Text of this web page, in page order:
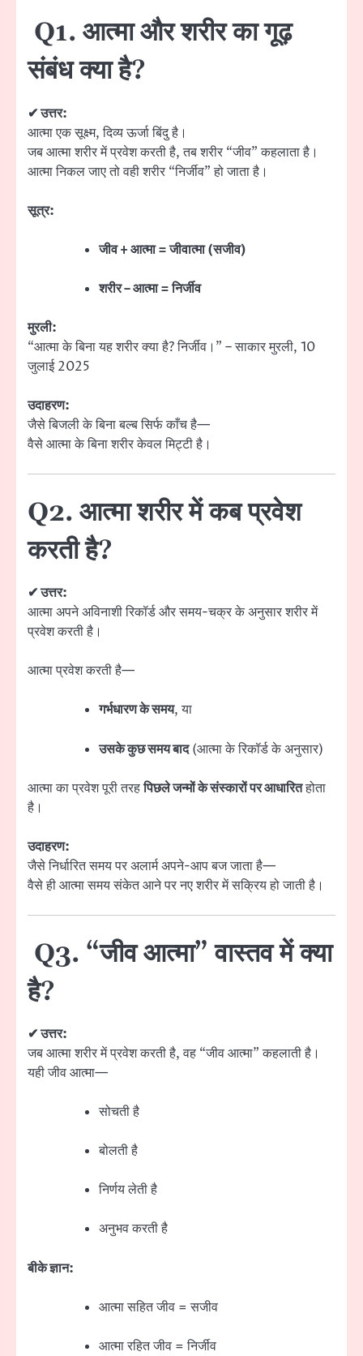
Q1. आत्मा और शरीर का गूढ़
संबंध क्या है?
✔ उत्तर:
आत्मा एक सूक्ष्म, दिव्य ऊर्जा बिंदु है।
जब आत्मा शरीर में प्रवेश करती है, तब शरीर “जीव” कहलाता है।
आत्मा निकल जाए तो वही शरीर “निर्जीव” हो जाता है।
सूत्र:
जीव + आत्मा = जीवात्मा (सजीव)
शरीर – आत्मा = निर्जीव
मुरली:
“आत्मा के बिना यह शरीर क्या है? निर्जीव।” – साकार मुरली, 10
जुलाई 2025
उदाहरण:
जैसे बिजली के बिना बल्ब सिर्फ काँच है—
वैसे आत्मा के बिना शरीर केवल मिट्टी है।
Q2. आत्मा शरीर में कब प्रवेश
करती है?
✔ उत्तर:
आत्मा अपने अविनाशी रिकॉर्ड और समय-चक्र के अनुसार शरीर में
प्रवेश करती है।
आत्मा प्रवेश करती है—
गर्भधारण के समय, या
उसके कुछ समय बाद(आत्मा के रिकॉर्ड के अनुसार)
आत्मा का प्रवेश पूरी तरहपिछले जन्मों के संस्कारों पर आधारितहोता
है।
उदाहरण:
जैसे निर्धारित समय पर अलार्म अपने-आप बज जाता है—
वैसे ही आत्मा समय संकेत आने पर नए शरीर में सक्रिय हो जाती है।
Q3. “जीव आत्मा” वास्तव में क्या
है?
✔ उत्तर:
जब आत्मा शरीर में प्रवेश करती है, वह “जीव आत्मा” कहलाती है।
यही जीव आत्मा—
सोचती है
बोलती है
निर्णय लेती है
अनुभव करती है
बीके ज्ञान:
आत्मा सहित जीव = सजीव
आत्मा रहित जीव = निर्जीव